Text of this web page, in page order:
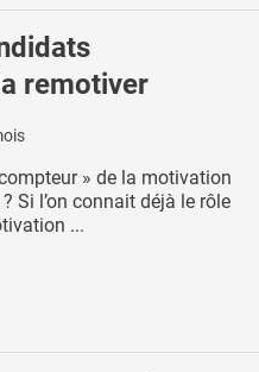
remotiver
» de la motivation
Si l’on connait déjà le rôle
...